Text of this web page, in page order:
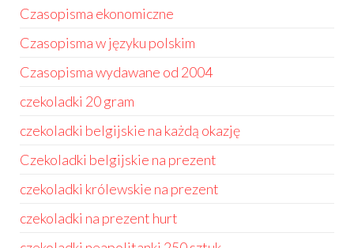
Czasopisma ekonomiczne
Czasopisma w języku polskim
Czasopisma wydawane od 2004
czekoladki 20 gram
czekoladki belgijskie na każdą okazję
Czekoladki belgijskie na prezent
czekoladki królewskie na prezent
czekoladki na prezent hurt